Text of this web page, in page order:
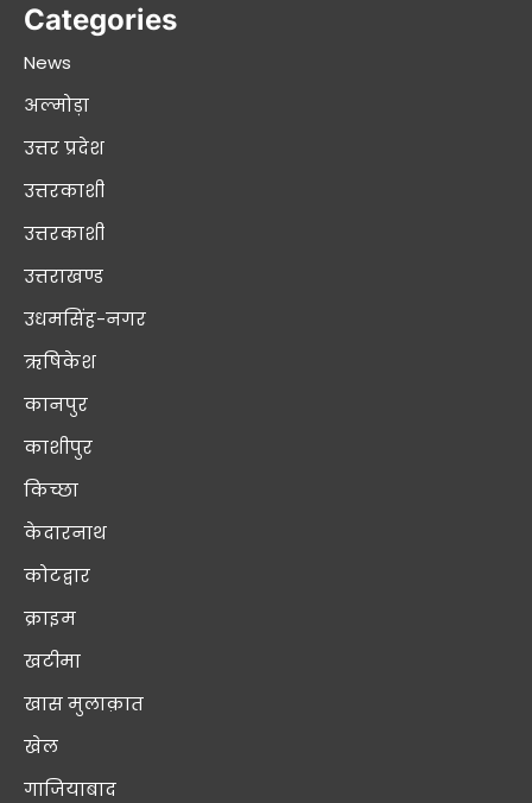
Categories
News
अल्मोड़ा
उत्तर प्रदेश
उत्तरकाशी
उत्तरकाशी
उत्तराखण्ड
उधमसिंह-नगर
ऋषिकेश
कानपुर
काशीपुर
किच्छा
केदारनाथ
कोटद्वार
क्राइम
खटीमा
खास मुलाक़ात
खेल
गाजियाबाद